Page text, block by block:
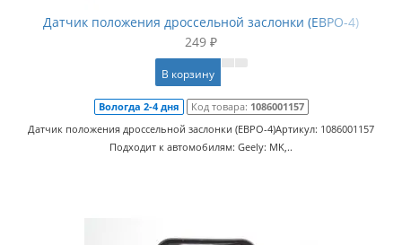
Датчик положения дроссельной заслонки (ЕВРО-4)
249 ₽
В корзину
Вологда 2-4 дня Код товара: 1086001157
Датчик положения дроссельной заслонки (ЕВРО-4)Артикул: 1086001157
Подходит к автомобилям: Geely: MK,..